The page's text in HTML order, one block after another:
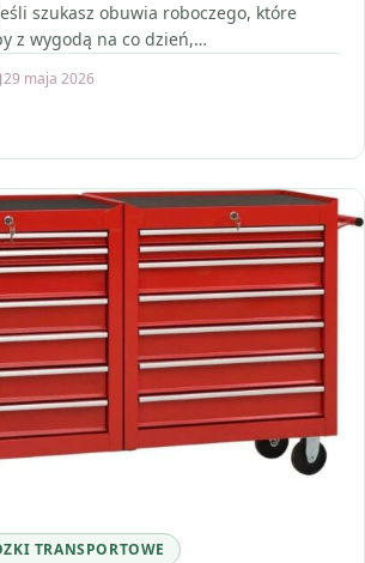
szukasz obuwia roboczego, które
z wygodą na co dzień,…
29 maja 2026
TRANSPORTOWE